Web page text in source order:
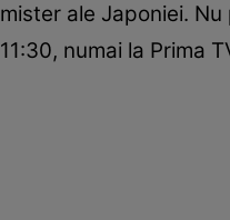
mister ale Japoniei.
11:30, numai la Prima